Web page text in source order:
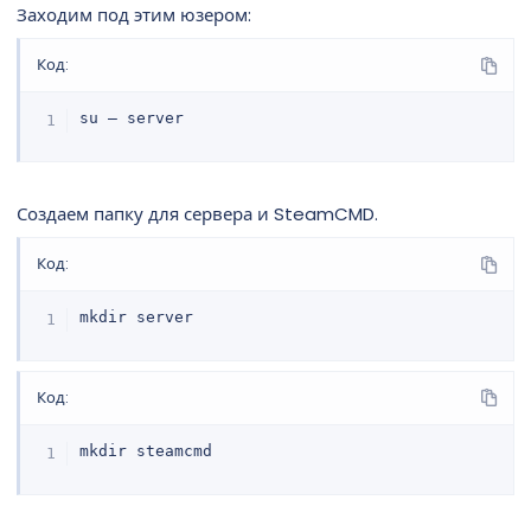
Заходим под этим юзером:
Код:
su – server
Создаем папку для сервера и SteamCMD.
Код:
mkdir server
Код:
mkdir steamcmd